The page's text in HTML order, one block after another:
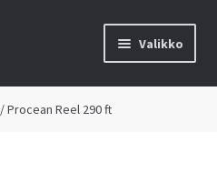
Valikko
/ Procean Reel 290 ft